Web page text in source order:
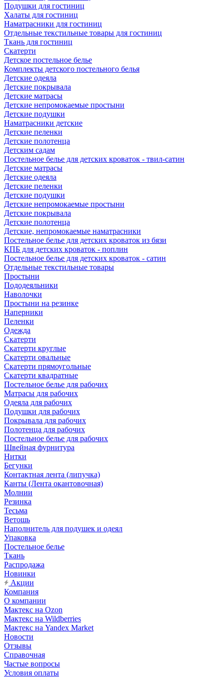
Подушки для гостиниц
Халаты для гостиниц
Наматрасники для гостиниц
Отдельные текстильные товары для гостиниц
Ткань для гостиниц
Скатерти
Детское постельное белье
Комплекты детского постельного белья
Детские одеяла
Детские покрывала
Детские матрасы
Детские непромокаемые простыни
Детские подушки
Наматрасники детские
Детские пеленки
Детские полотенца
Детским садам
Постельное белье для детских кроваток - твил-сатин
Детские матрасы
Детские одеяла
Детские пеленки
Детские подушки
Детские непромокаемые простыни
Детские покрывала
Детские полотенца
Детские, непромокаемые наматрасники
Постельное белье для детских кроваток из бязи
КПБ для детских кроваток - поплин
Постельное белье для детских кроваток - сатин
Отдельные текстильные товары
Простыни
Пододеяльники
Наволочки
Простыни на резинке
Наперники
Пеленки
Одежда
Скатерти
Скатерти круглые
Скатерти овальные
Скатерти прямоугольные
Скатерти квадратные
Постельное белье для рабочих
Матрасы для рабочих
Одеяла для рабочих
Подушки для рабочих
Покрывала для рабочих
Полотенца для рабочих
Постельное белье для рабочих
Швейная фурнитура
Нитки
Бегунки
Контактная лента (липучка)
Канты (Лента окантовочная)
Молнии
Резинка
Тесьма
Ветошь
Наполнитель для подушек и одеял
Упаковка
Постельное белье
Ткань
Распродажа
Новинки
Акции
Компания
О компании
Мактекс на Ozon
Мактекс на Wildberries
Мактекс на Yandex Market
Новости
Отзывы
Справочная
Частые вопросы
Условия оплаты